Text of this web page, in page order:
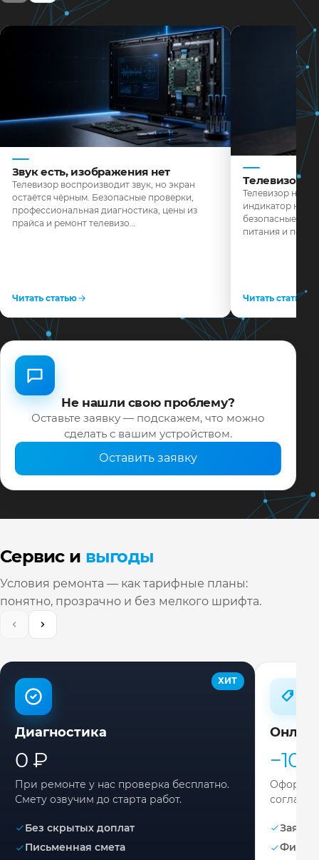
Звук есть, изображения нет
Телевизор воспроизводит звук, но экран
остаётся чёрным. Безопасные проверки,
профессиональная диагностика, цены из
прайса и ремонт телевизо…
Читать статью
Телевизор
Телевизор не
индикатор не
безопасные
питания и
Читать статью
Не нашли свою проблему?
Оставьте заявку — подскажем, что можно
сделать с вашим устройством.
Оставить заявку
Сервис и выгоды
Условия ремонта — как тарифные планы:
понятно, прозрачно и без мелкого шрифта.
ХИТ
Диагностика
0 ₽
При ремонте у нас проверка бесплатно.
Смету озвучим до старта работ.
Без скрытых доплат
Письменная смета
−10%
Заявка